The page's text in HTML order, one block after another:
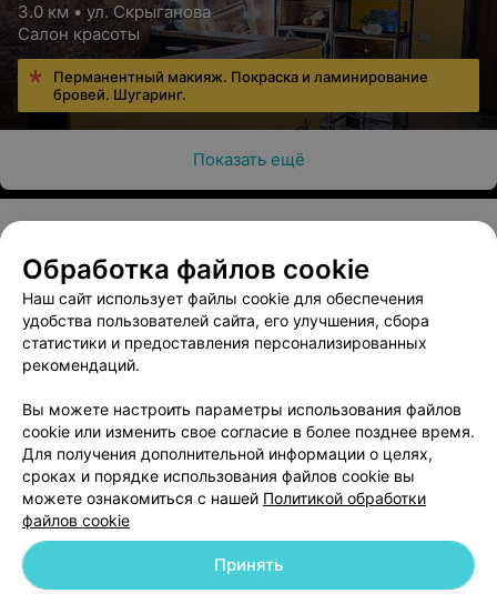
3.0 км • ул. Скрыганова
Салон красоты
Перманентный макияж. Покраска и ламинирование
бровей. Шугаринг.
Показать ещё
О проекте Новости проекта
Размещение рекламы
Медицинский маркетинг
Публичный договор
Пользовательское соглашение
Способы оплаты
Написать в поддержку
Персональные настройки cookie
Обработка персональных данных
Обработка файлов cookie
Наш сайт использует файлы cookie для обеспечения
удобства пользователей сайта, его улучшения, сбора
статистики и предоставления персонализированных
рекомендаций.
Вы можете настроить параметры использования файлов
cookie или изменить свое согласие в более позднее время.
Для получения дополнительной информации о целях,
сроках и порядке использования файлов cookie вы
можете ознакомиться с нашей Политикой обработки
файлов cookie
Принять